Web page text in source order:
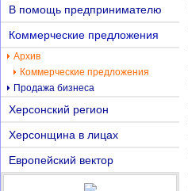
В помощь предпринимателю
Коммерческие предложения
Архив
Коммерческие предложения
Продажа бизнеса
Херсонский регион
Херсонщина в лицах
Европейский вектор